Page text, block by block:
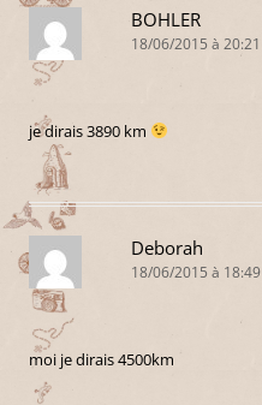
BOHLER
18/06/2015 à 20:21
je dirais 3890 km
Deborah
18/06/2015 à 18:49
moi je dirais 4500km